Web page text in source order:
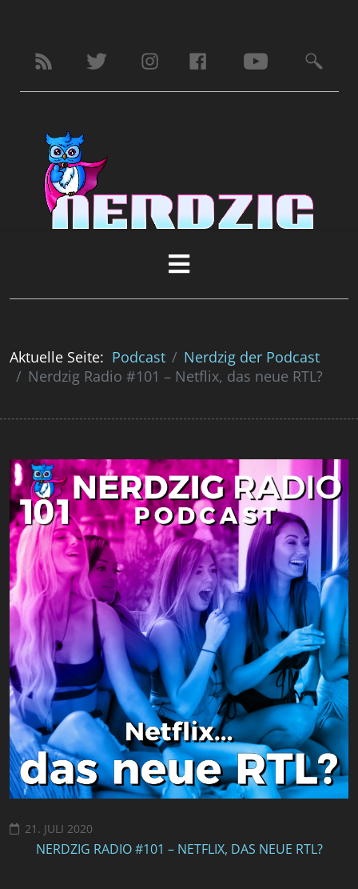
Aktuelle Seite: Podcast
Nerdzig der Podcast
Nerdzig Radio #101 – Netflix, das neue RTL?
21. JULI 2020
NERDZIG RADIO #101 – NETFLIX, DAS NEUE RTL?